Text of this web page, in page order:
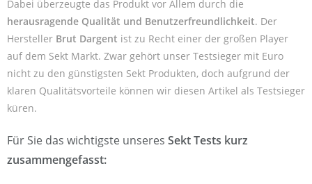
Dabei überzeugte das Produkt vor Allem durch die
herausragende Qualität und Benutzerfreundlichkeit. Der
Hersteller Brut Dargent ist zu Recht einer der großen Player
auf dem Sekt Markt. Zwar gehört unser Testsieger mit Euro
nicht zu den günstigsten Sekt Produkten, doch aufgrund der
klaren Qualitätsvorteile können wir diesen Artikel als Testsieger
küren.
Für Sie das wichtigste unseres Sekt Tests kurz
zusammengefasst: